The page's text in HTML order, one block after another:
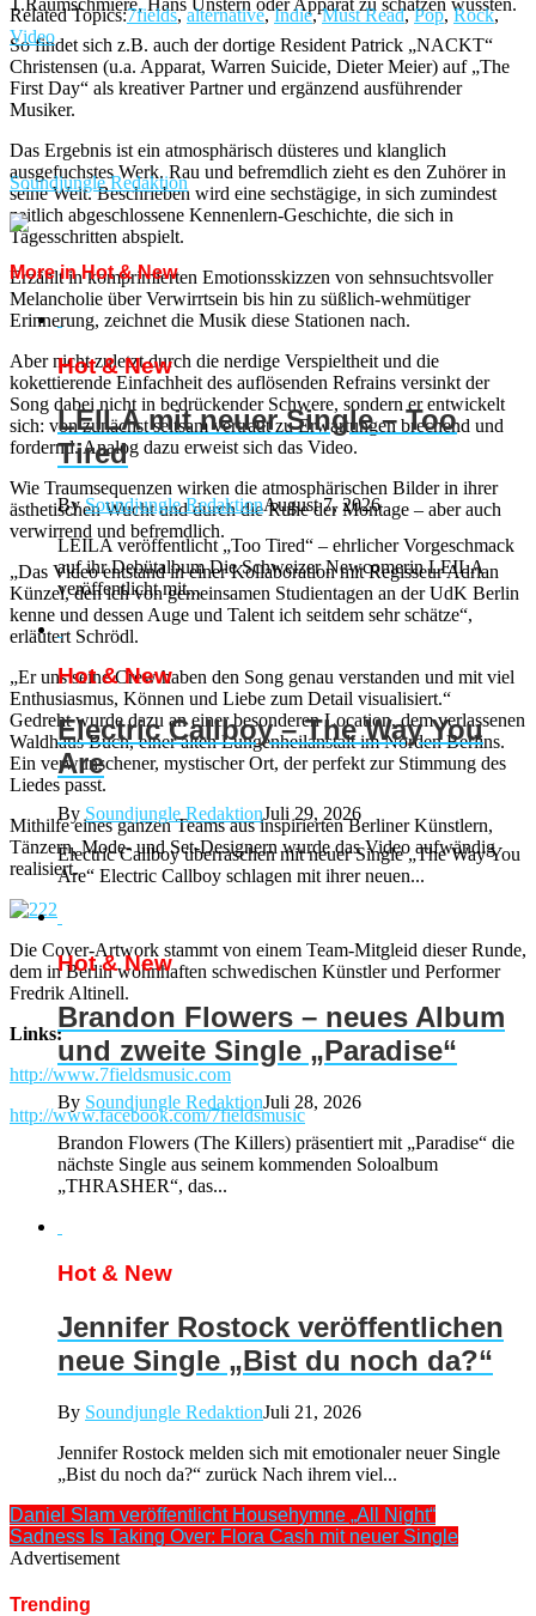
So findet sich z.B. auch der dortige Resident Patrick „NACKT“
Christensen (u.a. Apparat, Warren Suicide, Dieter Meier) auf „The
First Day“ als kreativer Partner und ergänzend ausführender
Musiker.
Das Ergebnis ist ein atmosphärisch düsteres und klanglich
ausgefuchstes Werk. Rau und befremdlich zieht es den Zuhörer in
seine Welt. Beschrieben wird eine sechstägige, in sich zumindest
zeitlich abgeschlossene Kennenlern-Geschichte, die sich in
Tagesschritten abspielt.
Erzählt in komprimierten Emotionsskizzen von sehnsuchtsvoller
Melancholie über Verwirrtsein bis hin zu süßlich-wehmütiger
Erinnerung, zeichnet die Musik diese Stationen nach.
Aber nicht zuletzt durch die nerdige Verspieltheit und die
kokettierende Einfachheit des auflösenden Refrains versinkt der
Song dabei nicht in bedrückender Schwere, sondern er entwickelt
sich: von zunächst seltsam vertraut zu Erwartungen brechend und
fordernd. Analog dazu erweist sich das Video.
Wie Traumsequenzen wirken die atmosphärischen Bilder in ihrer
ästhetischen Wucht und durch die Ruhe der Montage – aber auch
verwirrend und befremdlich.
„Das Video entstand in einer Kollaboration mit Regisseur Adrian
Künzel, den ich von gemeinsamen Studientagen an der UdK Berlin
kenne und dessen Auge und Talent ich seitdem sehr schätze“,
erläutert Schrödl.
„Er uns seine Crew haben den Song genau verstanden und mit viel
Enthusiasmus, Können und Liebe zum Detail visualisiert.“
Gedreht wurde dazu an einer besonderen Location, dem verlassenen
Waldhaus Buch, einer alten Lungenheilanstalt im Norden Berlins.
Ein verwunschener, mystischer Ort, der perfekt zur Stimmung des
Liedes passt.
Mithilfe eines ganzen Teams aus inspirierten Berliner Künstlern,
Tänzern, Mode- und Set-Designern wurde das Video aufwändig
realisiert.
Die Cover-Artwork stammt von einem Team-Mitgleid dieser Runde,
dem in Berlin wohnhaften schwedischen Künstler und Performer
Fredrik Altinell.
Links:
http://www.7fieldsmusic.com
http://www.facebook.com/7fieldsmusic
Related Topics:7fields,alternative,Indie,Must Read,Pop, Rock,
Video
Soundjungle Redaktion
More in Hot & New
Hot & New
LEILA mit neuer Single – Too
Tired
BySoundjungle RedaktionAugust 7, 2026
LEILA veröffentlicht „Too Tired“ – ehrlicher Vorgeschmack
auf ihr Debütalbum Die Schweizer Newcomerin LEILA
veröffentlicht mit...
Hot & New
Electric Callboy – The Way You
Are
BySoundjungle RedaktionJuli 29, 2026
Electric Callboy überraschen mit neuer Single „The Way You
Are“ Electric Callboy schlagen mit ihrer neuen...
Hot & New
Brandon Flowers – neues Album
und zweite Single „Paradise“
By Soundjungle RedaktionJuli 28, 2026
Brandon Flowers (The Killers) präsentiert mit „Paradise“ die
nächste Single aus seinem kommenden Soloalbum
„THRASHER“, das...
Hot & New
Jennifer Rostock veröffentlichen
neue Single „Bist du noch da?“
By Soundjungle RedaktionJuli 21, 2026
Jennifer Rostock melden sich mit emotionaler neuer Single
„Bist du noch da?“ zurück Nach ihrem viel...
Daniel Slam veröffentlicht Househymne „All Night“
Sadness Is Taking Over: Flora Cash mit neuer Single
Advertisement
Trending